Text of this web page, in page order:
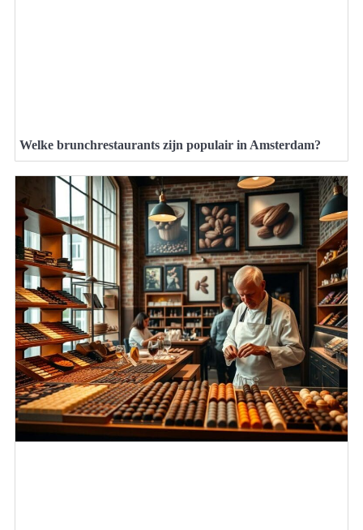
Welke brunchrestaurants zijn populair in Amsterdam?